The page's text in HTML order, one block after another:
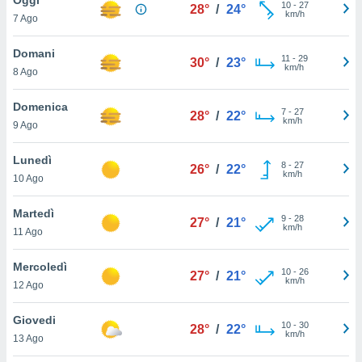
è
al sito
di
ci
di
il
un
la
nella
7 Ago
28° / 24° 10- 27
km/h
Domani
8 Ago
30° / 23° 11 - 29
km/h
Domenica
9 Ago
28° / 22° 7- 27
km/h
Lunedì
10 Ago
26° / 22° 8- 27
km/h
Martedì
11 Ago
27° / 21° 9- 28
km/h
Mercoledì
12 Ago
27° / 21° 10- 26
km/h
Giovedi
13 Ago
28° / 22° 10- 30
km/h